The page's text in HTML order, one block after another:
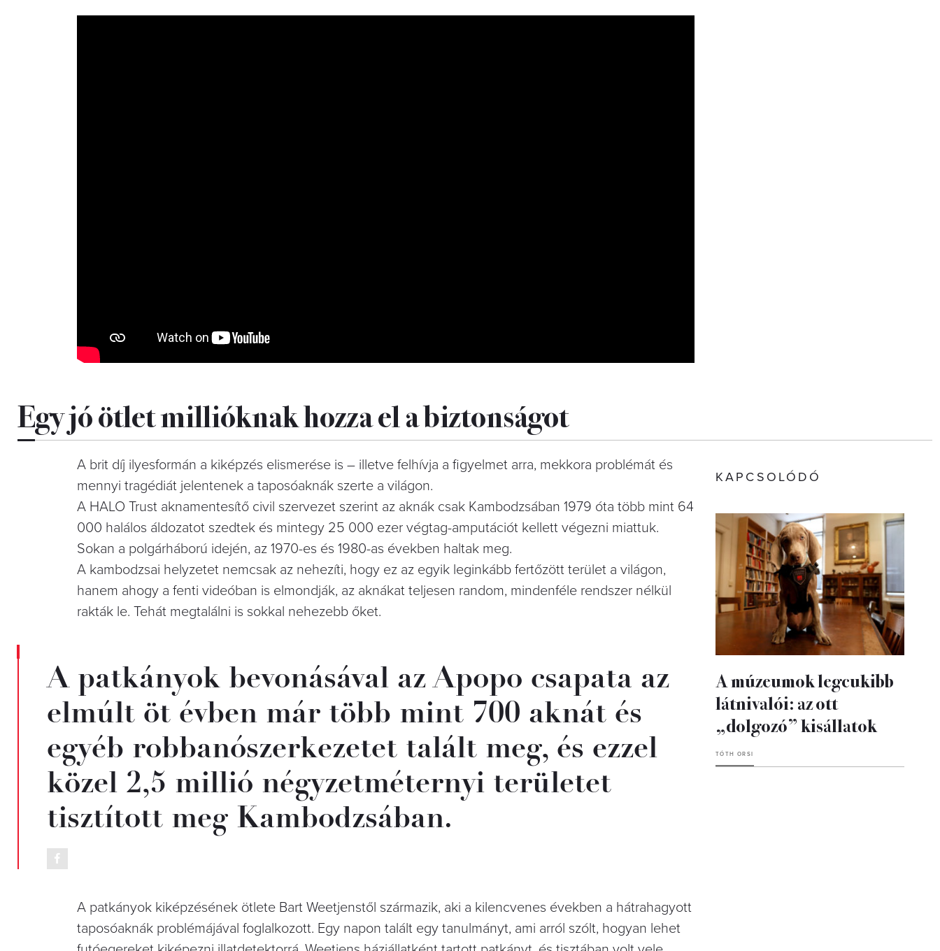
Egy jó ötlet millióknak hozza el a biztonságot
KAPCSOLÓDÓ
A múzeumok legcukibb
látnivalói: az ott
„dolgozó” kisállatok
TÓTH ORSI
A brit díj ilyesformán a kiképzés elismerése is – illetve felhívja a figyelmet arra, mekkora problémát és
mennyi tragédiát jelentenek a taposóaknák szerte a világon.
A HALO Trust aknamentesítő civil szervezet szerint az aknák csak Kambodzsában 1979 óta több mint 64
000 halálos áldozatot szedtek és mintegy 25 000 ezer végtag-amputációt kellett végezni miattuk.
Sokan a polgárháború idején, az 1970-es és 1980-as években haltak meg.
A kambodzsai helyzetet nemcsak az nehezíti, hogy ez az egyik leginkább fertőzött terület a világon,
hanem ahogy a fenti videóban is elmondják, az aknákat teljesen random, mindenféle rendszer nélkül
rakták le. Tehát megtalálni is sokkal nehezebb őket.
A patkányok bevonásával az Apopo csapata az
elmúlt öt évben már több mint 700 aknát és
egyéb robbanószerkezetet talált meg, és ezzel
közel 2,5 millió négyzetméternyi területet
tisztított meg Kambodzsában.
A patkányok kiképzésének ötlete Bart Weetjenstől származik, aki a kilencvenes években a hátrahagyott
taposóaknák problémájával foglalkozott. Egy napon talált egy tanulmányt, ami arról szólt, hogyan lehet